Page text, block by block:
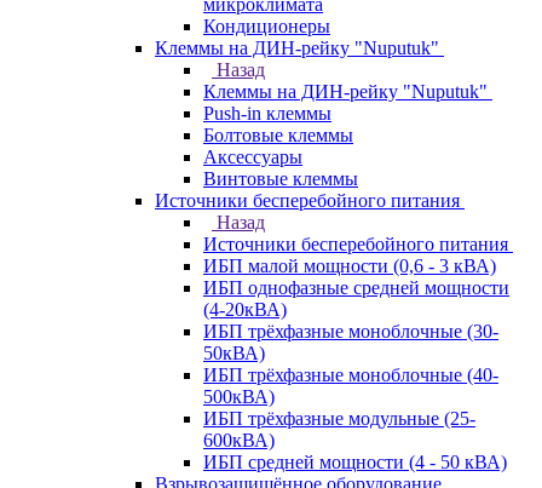
микроклимата
Кондиционеры
Клеммы на ДИН-рейку "Nuputuk"
Назад
Клеммы на ДИН-рейку "Nuputuk"
Push-in клеммы
Болтовые клеммы
Аксессуары
Винтовые клеммы
Источники бесперебойного питания
Назад
Источники бесперебойного питания
ИБП малой мощности (0,6 - 3 кВА)
ИБП однофазные средней мощности
(4-20кВА)
ИБП трёхфазные моноблочные (30-
50кВА)
ИБП трёхфазные моноблочные (40-
500кВА)
ИБП трёхфазные модульные (25-
600кВА)
ИБП средней мощности (4 - 50 кВА)
Взрывозащищённое оборудование